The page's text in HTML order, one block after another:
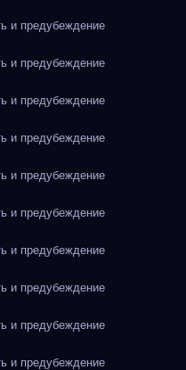
и предубеждение
и предубеждение
и предубеждение
и предубеждение
и предубеждение
и предубеждение
и предубеждение
и предубеждение
и предубеждение
и предубеждение